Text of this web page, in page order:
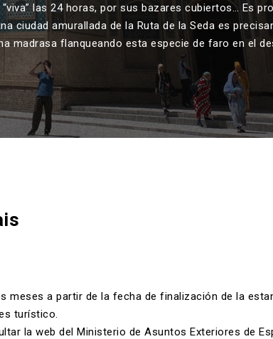
las 24 horas, por sus bazares cubiertos… Es
ciudad amurallada de la Ruta de la Seda es
madrasa flanqueando esta especie de faro en el
meses a partir de la fecha de finalización de la
turístico.
la web del Ministerio de Asuntos Exteriores de